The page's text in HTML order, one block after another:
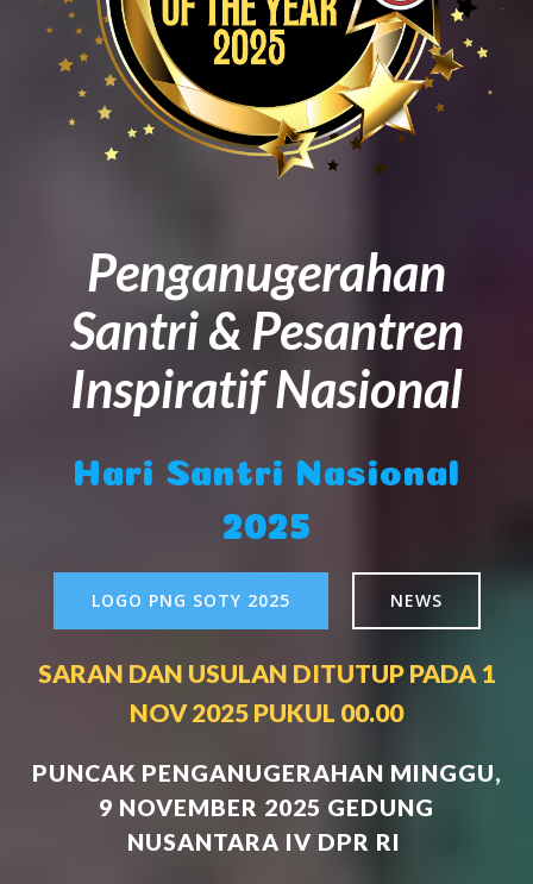
Penganugerahan
Santri & Pesantren
Inspiratif Nasional
Hari Santri Nasional
2025
LOGO PNG SOTY 2025 NEWS
SARAN DAN USULAN DITUTUP PADA 1
NOV 2025 PUKUL 00.00
PUNCAK PENGANUGERAHAN MINGGU,
9 NOVEMBER 2025 GEDUNG
NUSANTARA IV DPR RI